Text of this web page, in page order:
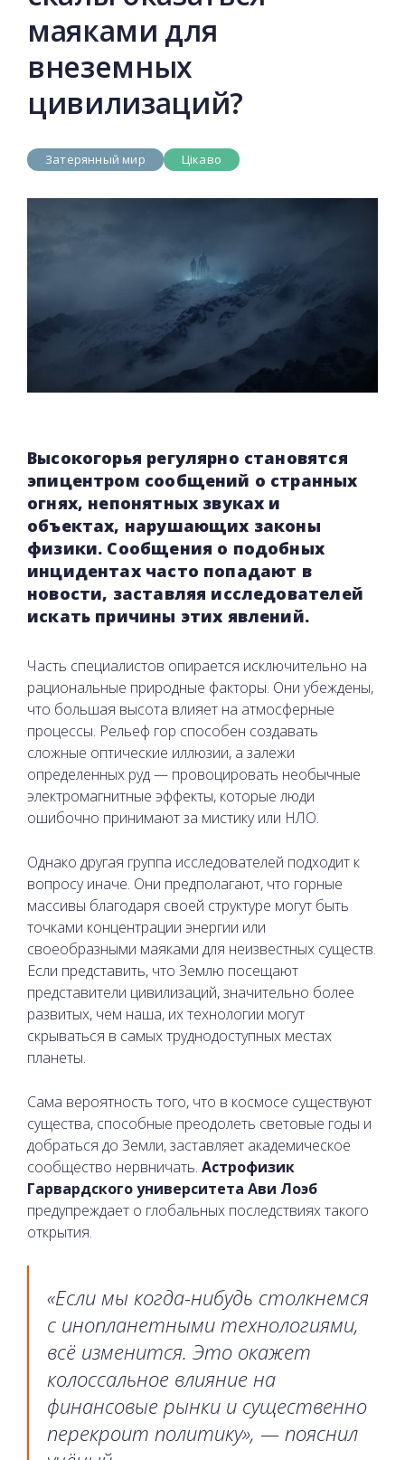
маяками для
внеземных
цивилизаций?
Затерянный мир Цікаво
Высокогорья регулярно становятся
эпицентром сообщений о странных
огнях, непонятных звуках и
объектах, нарушающих законы
физики. Сообщения о подобных
инцидентах часто попадают в
новости, заставляя исследователей
искать причины этих явлений.
Часть специалистов опирается исключительно на
рациональные природные факторы. Они убеждены,
что большая высота влияет на атмосферные
процессы. Рельеф гор способен создавать
сложные оптические иллюзии, а залежи
определенных руд — провоцировать необычные
электромагнитные эффекты, которые люди
ошибочно принимают за мистику или НЛО.
Однако другая группа исследователей подходит к
вопросу иначе. Они предполагают, что горные
массивы благодаря своей структуре могут быть
точками концентрации энергии или
своеобразными маяками для неизвестных существ.
Если представить, что Землю посещают
представители цивилизаций, значительно более
развитых, чем наша, их технологии могут
скрываться в самых труднодоступных местах
планеты.
Сама вероятность того, что в космосе существуют
существа, способные преодолеть световые годы и
добраться до Земли, заставляет академическое
сообщество нервничать. Астрофизик
Гарвардского университета Ави Лоэб
предупреждает о глобальных последствиях такого
открытия.
«Если мы когда-нибудь столкнемся
с инопланетными технологиями,
всё изменится. Это окажет
колоссальное влияние на
финансовые рынки и существенно
перекроит политику», — пояснил